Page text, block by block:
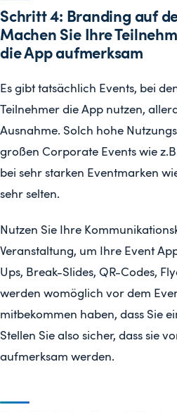
Schritt 4: Branding auf
Machen Sie Ihre
die App aufmerksam
Es gibt tatsächlich Events, bei
Teilnehmer die App nutzen,
Ausnahme. Solch hohe
großen Corporate Events wie
bei sehr starken Eventmarken
sehr selten.
Nutzen Sie Ihre
Veranstaltung, um Ihre Event
Ups, Break-Slides, QR-Codes,
werden womöglich vor dem
mitbekommen haben, dass Sie
Stellen Sie also sicher, dass sie
aufmerksam werden.